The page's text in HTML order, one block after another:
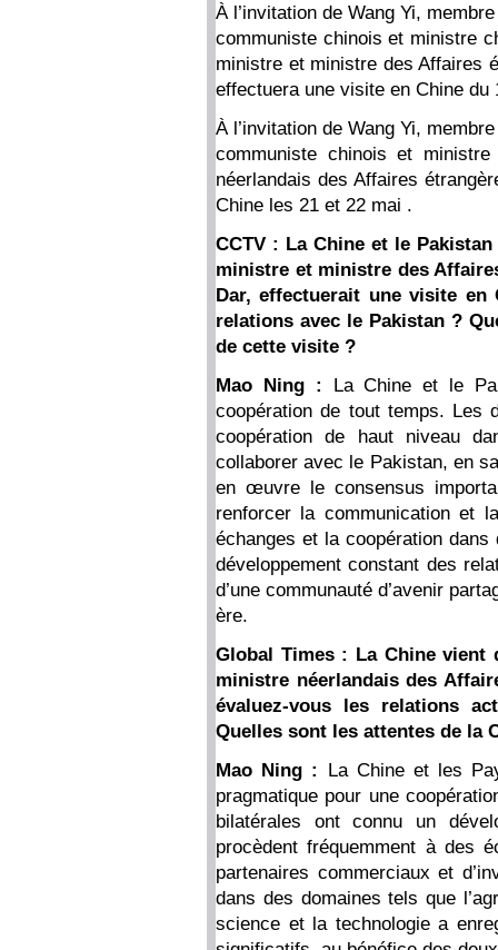
À l’invitation de Wang Yi,
communiste chinois et ministre
ministre et ministre des Affaires
effectuera une visite en Chine du
À l’invitation de Wang Yi,
communiste chinois et
néerlandais des Affaires
Chine les 21 et 22 mai .
CCTV : La Chine et le
ministre et ministre des
Dar, effectuerait une visite en
relations avec le Pakistan ?
de cette visite ?
Mao Ning : La Chine et le
coopération de tout temps. Les
coopération de haut niveau
collaborer avec le Pakistan, en
en œuvre le consensus
renforcer la communication et
échanges et la coopération
développement constant des
d’une communauté d’avenir
ère.
Global Times : La Chine vient
ministre néerlandais des
évaluez-vous les relations
Quelles sont les attentes de la
Mao Ning : La Chine et les
pragmatique pour une
bilatérales ont connu un
procèdent fréquemment à des
partenaires commerciaux et
dans des domaines tels que
science et la technologie a